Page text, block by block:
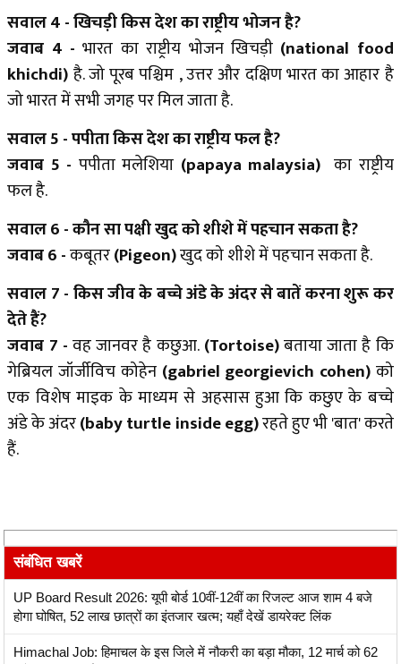
सवाल 4 - खिचड़ी किस देश का राष्ट्रीय भोजन है?
जवाब 4 -भारत का राष्ट्रीय भोजन खिचड़ी (national food
khichdi)है. जो पूरब पश्चिम , उत्तर और दक्षिण भारत का आहार है
जो भारत में सभी जगह पर मिल जाता है.
सवाल 5 - पपीता किस देश का राष्ट्रीय फल है?
जवाब 5 - पपीता मलेशिया (papaya malaysia) का राष्ट्रीय
फल है.
सवाल 6 - कौन सा पक्षी खुद को शीशे में पहचान सकता है?
जवाब 6 -कबूतर(Pigeon)खुद को शीशे में पहचान सकता है.
सवाल 7 - किस जीव के बच्चे अंडे के अंदर से बातें करना शुरू कर
देते हैं?
जवाब 7 -वह जानवर है कछुआ. (Tortoise)बताया जाता है कि
गेब्रियल जॉर्जीविच कोहेन (gabriel georgievich cohen)को
एक विशेष माइक के माध्यम से अहसास हुआ कि कछुए के बच्चे
अंडे के अंदर(baby turtle inside egg)रहते हुए भी 'बात' करते
हैं.
संबंधित खबरें
UP Board Result 2026: यूपी बोर्ड 10वीं-12वीं का रिजल्ट आज शाम 4 बजे
होगा घोषित, 52 लाख छात्रों का इंतजार खत्म; यहाँ देखें डायरेक्ट लिंक
Himachal Job: हिमाचल के इस जिले में नौकरी का बड़ा मौका, 12 मार्च को 62